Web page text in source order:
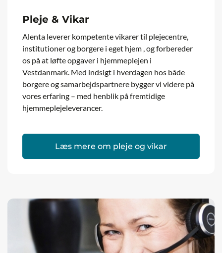
Pleje & Vikar
Alenta leverer kompetente vikarer til plejecentre,
institutioner og borgere i eget hjem , og forbereder
os på at løfte opgaver i hjemmeplejen i
Vestdanmark. Med indsigt i hverdagen hos både
borgere og samarbejdspartnere bygger vi videre på
vores erfaring – med henblik på fremtidige
hjemmeplejeleverancer.
Læs mere om pleje og vikar